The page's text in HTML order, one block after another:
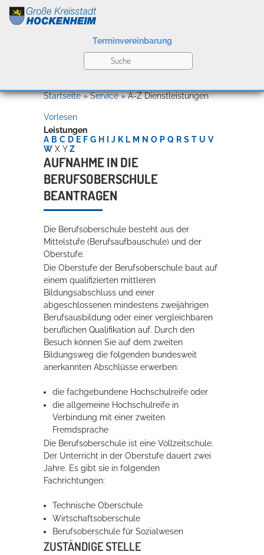
Kultur
Bildung
Wirtschaft
Rathaus
Service
Terminvereinbarung
Willkommen in Hockenheim
Konzerte, Tagungen und vieles mehr
Startseite»Service»A-Z Dienstleistungen
Vorlesen
Leistungen
A B C D E F G H J K L M N O P Q R S T U V
W X Y Z
AUFNAHME IN DIE
BERUFSOBERSCHULE
BEANTRAGEN
Die Berufsoberschule besteht aus der
Mittelstufe (Berufsaufbauschule) und der
Oberstufe.
Die Oberstufe der Berufsoberschule baut auf
einem qualifizierten mittleren
Bildungsabschluss und einer
abgeschlossenen mindestens zweijährigen
Berufsausbildung oder einer vergleichbaren
beruflichen Qualifikation auf. Durch den
Besuch können Sie auf dem zweiten
Bildungsweg die folgenden bundesweit
anerkannten Abschlüsse erwerben:
die fachgebundene Hochschulreife oder
die allgemeine Hochschulreife in
Verbindung mit einer zweiten
Fremdsprache
Die Berufsoberschule ist eine Vollzeitschule.
Der Unterricht in der Oberstufe dauert zwei
Jahre. Es gibt sie in folgenden
Fachrichtungen:
Technische Oberschule
Wirtschaftsoberschule
Berufsoberschule für Sozialwesen
ZUSTÄNDIGE STELLE